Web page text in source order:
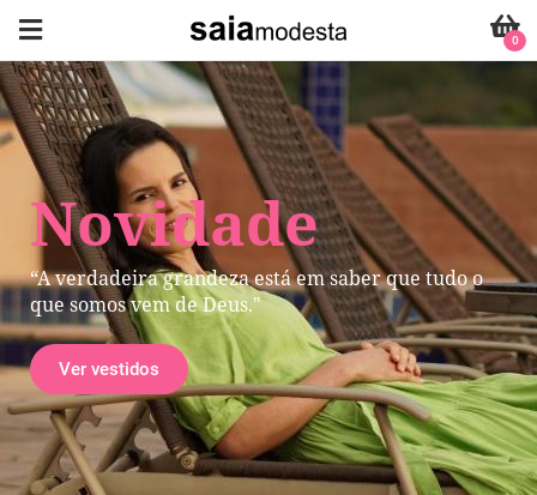
Novidade
“A verdadeira grandeza está em saber que tudo o
que somos vem de Deus."
Ver vestidos
0